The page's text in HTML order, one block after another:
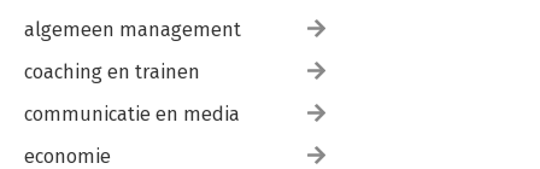
algemeen management
coaching en trainen
communicatie en media
economie